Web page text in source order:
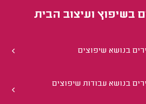
בשיפוץ ועיצוב הבית
בנושא שיפוצים
בנושא עבודות שיפוצים